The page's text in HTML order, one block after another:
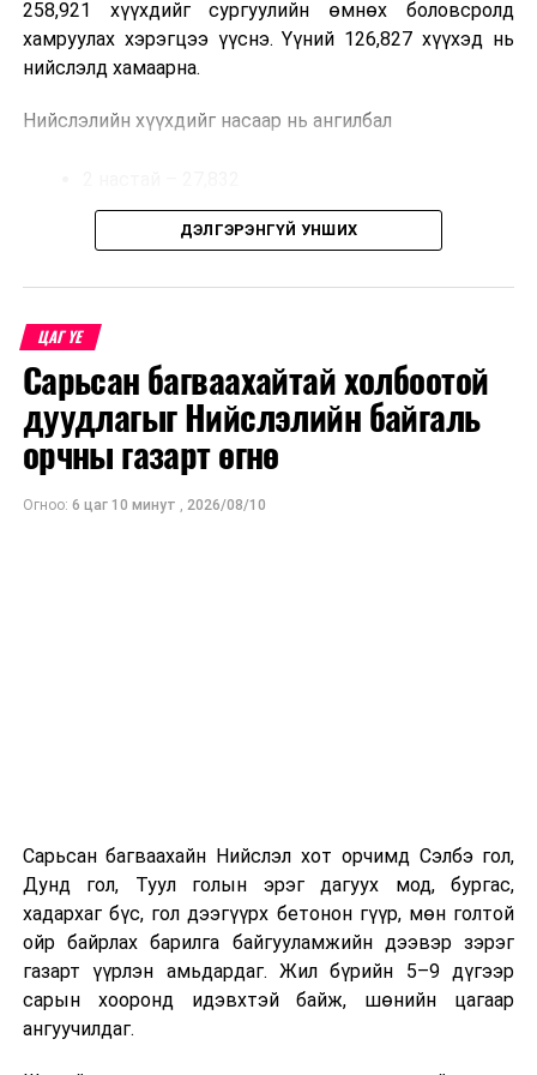
авахад зөвшөөрлийн саад бэрхшээл учруулахгүй
байхыг холбогдох албаныханд үүрэг болгов.
байна. Тус бүр нь 14,000 м³ нэрлэсэн багтаамжтай, 36
метрийн диаметр, 14.5 метрийн өндөртэй долоон
босоо ган сав барихаар төлөвлөсөн. Нийт хөрөнгө
оруулалтын хэмжээ 151.26 тэрбум төгрөг бөгөөд
жилийн 9 хувийн хүүтэй хөнгөлөлттэй зээлийн
хүрээнд арилжааны банкнаас 151.0 тэрбумын
258,921 хүүхдийг сургуулийн өмнөх боловсролд
хамруулах хэрэгцээ үүснэ. Үүний 126,827 хүүхэд нь
нийслэлд хамаарна.
Нийслэлийн хүүхдийг насаар нь ангилбал
3 настай – 31,303
Иргэд хүүхдээ цэцэрлэгт хамруулах үйлчилгээг
авахдаа дараах зүйлсийг анхаарна уу.
Өөрийн болон хүүхдийнхээ хаягийн бүртгэл,
мэдээллийг нягталж, баталгаажуулсан байх
ДЭЛГЭРЭНГҮЙ УНШИХ
ЦАГ ҮЕ
Сарьсан багваахайтай холбоотой
дуудлагыг Нийслэлийн байгаль
орчны газарт өгнө
Огноо: 6 цаг 10 минут , 2026/08/10
Сарьсан багваахайн Нийслэл хот орчимд Сэлбэ гол,
Дунд гол, Туул голын эрэг дагуух мод, бургас,
хадархаг бүс, гол дээгүүрх бетонон гүүр, мөн голтой
ойр байрлах барилга байгууламжийн дээвэр зэрэг
газарт үүрлэн амьдардаг. Жил бүрийн 5–9 дүгээр
сарын хооронд идэвхтэй байж, шөнийн цагаар
ангуучилдаг.